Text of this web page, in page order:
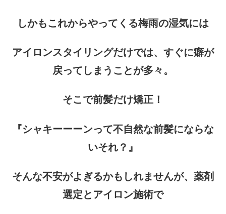
しかもこれからやってくる梅雨の湿気には
アイロンスタイリングだけでは、すぐに癖が
戻ってしまうことが多々。
そこで前髪だけ矯正！
『シャキーーーンって不自然な前髪にならな
いそれ？』
そんな不安がよぎるかもしれませんが、薬剤
選定とアイロン施術で